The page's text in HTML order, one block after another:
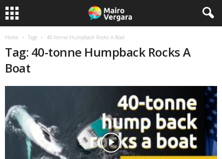
Home Tags 40-tonne Humpback Rocks A Boat
Tag: 40-tonne Humpback Rocks A
Boat